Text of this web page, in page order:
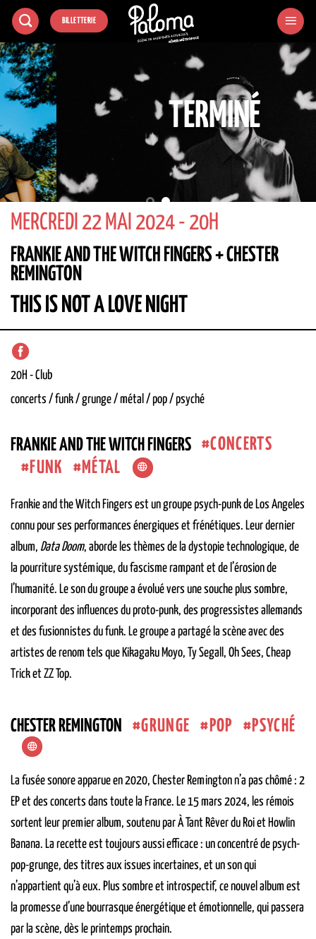
Passer
contenu
BILLETTERIE
TERMINÉ
MERCREDI 22 MAI 2024 - 20H
FRANKIE AND THE WITCH FINGERS + CHESTER
REMINGTON
THIS IS NOT A LOVE NIGHT
20H -Club
concerts / funk / grunge / métal / pop / psyché
FRANKIE AND THE WITCH FINGERS
CONCERTS
FUNK
MÉTAL
Frankie and the Witch Fingers est un groupe psych-punk de Los Angeles
connu pour ses performances énergiques et frénétiques. Leur dernier
album, Data Doom, aborde les thèmes de la dystopie technologique, de
la pourriture systémique, du fascisme rampant et de l’érosion de
l’humanité. Le son du groupe a évolué vers une souche plus sombre,
incorporant des influences du proto-punk, des progressistes allemands
et des fusionnistes du funk. Le groupe a partagé la scène avec des
artistes de renom tels que Kikagaku Moyo, Ty Segall, Oh Sees, Cheap
Trick et ZZ Top.
CHESTER REMINGTON GRUNGE POP PSYCHÉ
La fusée sonore apparue en 2020, Chester Remington n’a pas chômé : 2
EP et des concerts dans toute la France. Le 15 mars 2024, les rémois
sortent leur premier album, soutenu par À Tant Rêver du Roi et Howlin
Banana. La recette est toujours aussi efficace : un concentré de psych-
pop-grunge, des titres aux issues incertaines, et un son qui
n’appartient qu’à eux. Plus sombre et introspectif, ce nouvel album est
la promesse d’une bourrasque énergétique et émotionnelle, qui passera
par la scène, dès le printemps prochain.